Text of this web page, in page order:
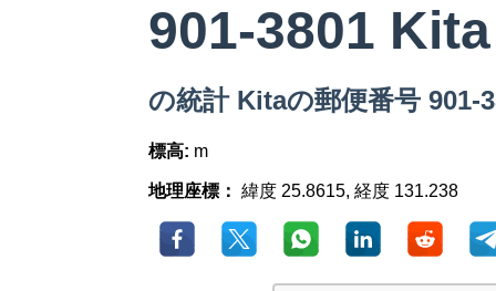
901-3801 Kita
の統計 Kitaの郵便番号 901-
標高: m
地理座標： 緯度 25.8615, 経度 131.238